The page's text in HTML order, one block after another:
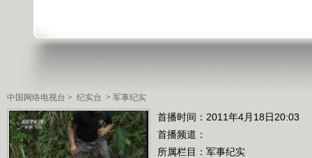
中国网络电视台 > 纪实台 > 军事纪实
首播时间：2011年4月18日20:03
首播频道：
所属栏目： 军事纪实